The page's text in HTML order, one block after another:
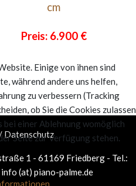
cm
Preis: 6.900 €
Datenschutz
1 - 61169 Friedberg - Tel.:
(at) piano-palme.de
Einige von ihnen sind
während andere uns helfen,
zu verbessern (Tracking
ob Sie die Cookies zulassen
bei einer Ablehnung womöglich
Seite zur Verfügung stehen.